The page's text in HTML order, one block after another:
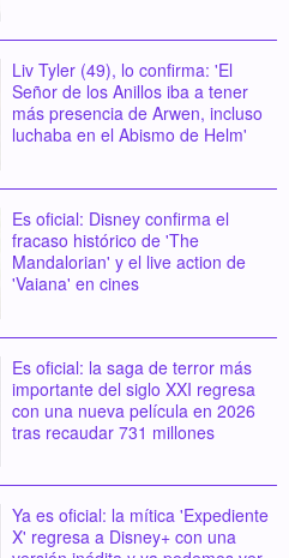
Liv Tyler (49), lo confirma: 'El
Señor de los Anillos iba a tener
más presencia de Arwen, incluso
luchaba en el Abismo de Helm'
Es oficial: Disney confirma el
fracaso histórico de 'The
Mandalorian' y el live action de
'Vaiana' en cines
Es oficial: la saga de terror más
importante del siglo XXI regresa
con una nueva película en 2026
tras recaudar 731 millones
Ya es oficial: la mítica 'Expediente
X' regresa a Disney+ con una